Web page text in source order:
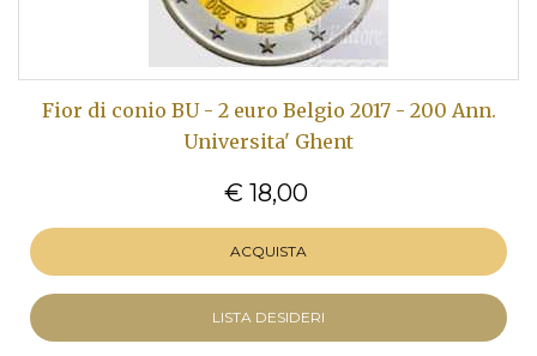
Fior di conio BU - 2 euro Belgio 2017 - 200 Ann.
Universita' Ghent
€ 18,00
ACQUISTA
LISTA DESIDERI